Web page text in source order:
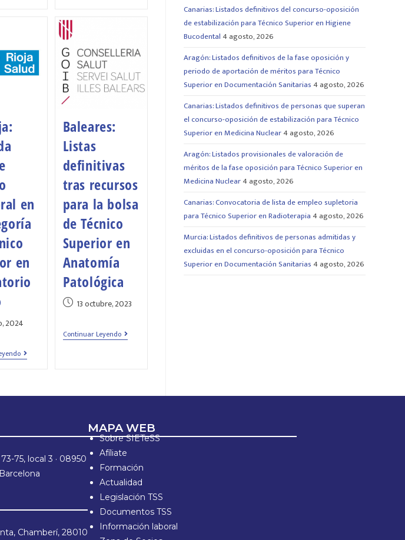
en
en
2024
Baleares:
Listas
definitivas
tras recursos
para la bolsa
de Técnico
Superior en
Anatomía
Patológica
13 octubre, 2023
Continuar Leyendo
Canarias: Listados definitivos del concurso-oposición
de estabilización para Técnico Superior en Higiene
Bucodental4 agosto, 2026
Aragón: Listados definitivos de la fase oposición y
periodo de aportación de méritos para Técnico
Superior en Documentación Sanitarias4 agosto, 2026
Canarias: Listados definitivos de personas que superan
el concurso-oposición de estabilización para Técnico
Superior en Medicina Nuclear4 agosto, 2026
Aragón: Listados provisionales de valoración de
méritos de la fase oposición para Técnico Superior en
Medicina Nuclear4 agosto, 2026
Canarias: Convocatoria de lista de empleo supletoria
para Técnico Superior en Radioterapia4 agosto, 2026
Murcia: Listados definitivos de personas admitidas y
excluidas en el concurso-oposición para Técnico
Superior en Documentación Sanitarias4 agosto, 2026
75, local 3 · 08950
Chamberí, 28010
MAPA WEB
Sobre SIETeSS
Afíliate
Formación
Actualidad
Legislación TSS
Documentos TSS
Información laboral